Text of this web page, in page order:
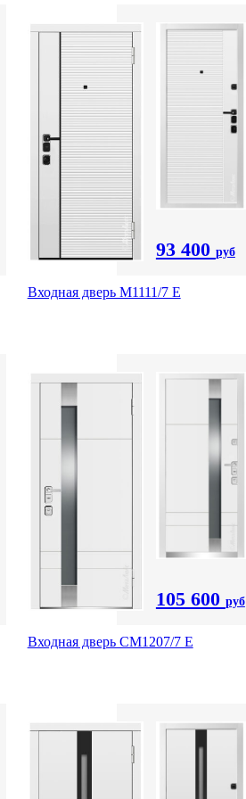
93 400 руб
Входная дверь М1111/7 Е
105 600 руб
Входная дверь СМ1207/7 E